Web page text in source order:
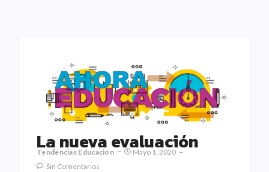
La nueva evaluación
Tendencias Educación
Mayo 1, 2020
Sin Comentarios